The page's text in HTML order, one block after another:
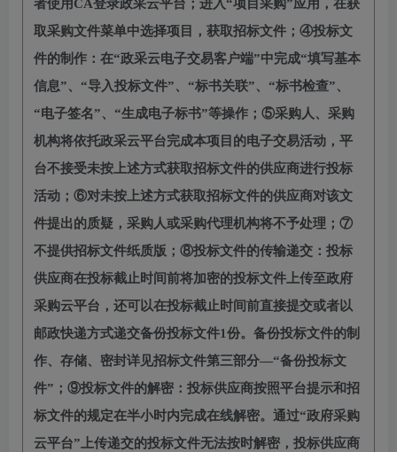
者使用CA登录政采云平台；进入“项目采购”应用，在获
取采购文件菜单中选择项目，获取招标文件；④投标文
件的制作：在“政采云电子交易客户端”中完成“填写基本
信息”、“导入投标文件”、“标书关联”、“标书检查”、
“电子签名”、“生成电子标书”等操作；⑤采购人、采购
机构将依托政采云平台完成本项目的电子交易活动，平
台不接受未按上述方式获取招标文件的供应商进行投标
活动；⑥对未按上述方式获取招标文件的供应商对该文
件提出的质疑，采购人或采购代理机构将不予处理；⑦
不提供招标文件纸质版；⑧投标文件的传输递交： 投标
供应商在投标截止时间前将加密的投标文件上传至政府
采购云平台，还可以在投标截止时间前直接提交或者以
邮政快递方式递交备份投标文件1份。备份投标文件的制
作、存储、密封详见招标文件第三部分—“备份投标文
件”；⑨投标文件的解密： 投标供应商按照平台提示和招
标文件的规定在半小时内完成在线解密。通过“政府采购
云平台”上传递交的投标文件无法按时解密，投标供应商